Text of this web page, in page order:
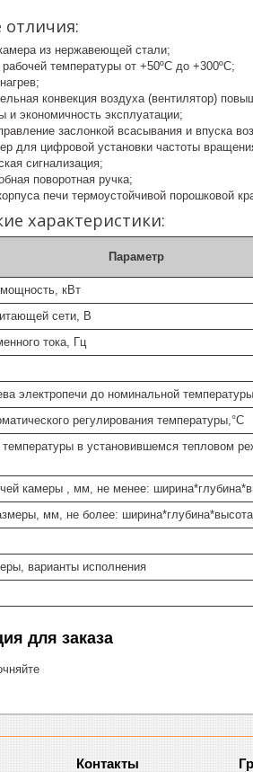
из нержавеющей стали;
температуры от +50ºC до +300ºC;
конвекция воздуха (вентилятор)
и экономичность эксплуатации;
заслонкой всасывания и впуска
для цифровой установки частоты
сигнализация;
поворотная ручка;
печи термоустойчивой порошковой
характеристики:
Параметр
кВт
сети, В
тока, Гц
электропечи до номинальной
регулирования температуры,°С
в установившемся тепловом
камеры , мм, не менее:
мм, не более: ширина*глубина*высота
варианты исполнения
для заказа